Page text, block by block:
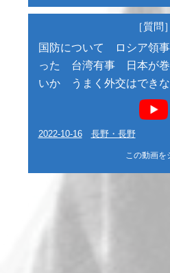
［質問］
国防について ロシア領事
った 台湾有事 日本が巻
いか うまく外交はでき
2022-10-16 長野・長野
この動画